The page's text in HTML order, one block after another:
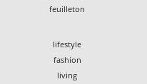
feuilleton
lifestyle
fashion
living